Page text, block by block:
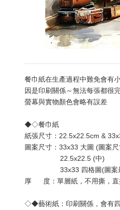
餐巾紙在生產過程中難免會有
因是印刷關係～無法每張都很
螢幕與實物顏色會略有誤差
◆◇餐巾紙
紙張尺寸：22.5x22.5cm &
圖案尺寸：33x33 大圖 (圖案
22.5x22.5 (中)
33x33 四格圖(圖案
厚      度：單層紙 ，不用撕，
◇◆藝術紙：印刷關係，會有